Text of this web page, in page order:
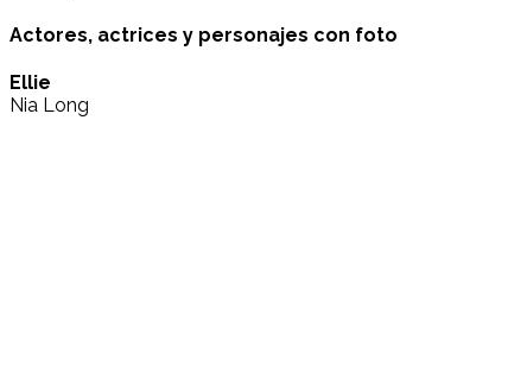
Actores, actrices y personajes con foto
Ellie
Nia Long